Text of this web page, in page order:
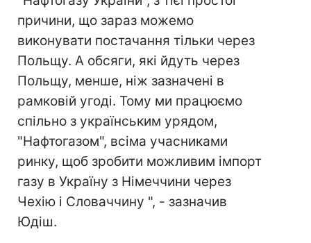
причини, що зараз можемо
виконувати постачання тільки через
Польщу. А обсяги, які йдуть через
Польщу, менше, ніж зазначені в
рамковій угоді. Тому ми працюємо
спільно з українським урядом,
"Нафтогазом", всіма учасниками
ринку, щоб зробити можливим імпорт
газу в Україну з Німеччини через
Чехію і Словаччину ", - зазначив
Юдіш.